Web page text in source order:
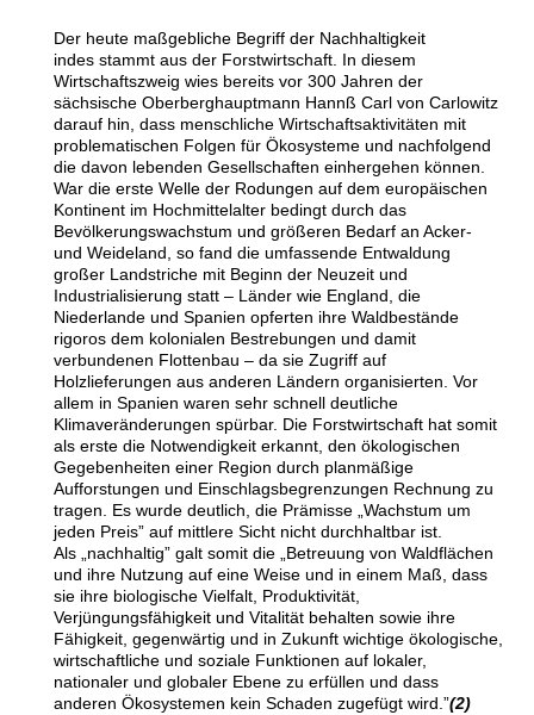
Der heute maßgebliche Begriff der Nachhaltigkeit
indes stammt aus der Forstwirtschaft. In diesem
Wirtschaftszweig wies bereits vor 300 Jahren der
sächsische Oberberghauptmann Hannß Carl von Carlowitz
darauf hin, dass menschliche Wirtschaftsaktivitäten mit
problematischen Folgen für Ökosysteme und nachfolgend
die davon lebenden Gesellschaften einhergehen können.
War die erste Welle der Rodungen auf dem europäischen
Kontinent im Hochmittelalter bedingt durch das
Bevölkerungswachstum und größeren Bedarf an Acker-
und Weideland, so fand die umfassende Entwaldung
großer Landstriche mit Beginn der Neuzeit und
Industrialisierung statt – Länder wie England, die
Niederlande und Spanien opferten ihre Waldbestände
rigoros dem kolonialen Bestrebungen und damit
verbundenen Flottenbau – da sie Zugriff auf
Holzlieferungen aus anderen Ländern organisierten. Vor
allem in Spanien waren sehr schnell deutliche
Klimaveränderungen spürbar. Die Forstwirtschaft hat somit
als erste die Notwendigkeit erkannt, den ökologischen
Gegebenheiten einer Region durch planmäßige
Aufforstungen und Einschlagsbegrenzungen Rechnung zu
tragen. Es wurde deutlich, die Prämisse „Wachstum um
jeden Preis” auf mittlere Sicht nicht durchhaltbar ist.
Als „nachhaltig” galt somit die „Betreuung von Waldflächen
und ihre Nutzung auf eine Weise und in einem Maß, dass
sie ihre biologische Vielfalt, Produktivität,
Verjüngungsfähigkeit und Vitalität behalten sowie ihre
Fähigkeit, gegenwärtig und in Zukunft wichtige ökologische,
wirtschaftliche und soziale Funktionen auf lokaler,
nationaler und globaler Ebene zu erfüllen und dass
anderen Ökosystemen kein Schaden zugefügt wird.”(2)